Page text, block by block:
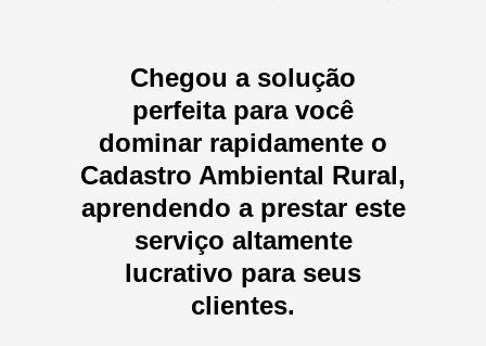
Chegou a solução
perfeita para você
dominar rapidamente o
Cadastro Ambiental Rural,
aprendendo a prestar este
serviço altamente
lucrativo para seus
clientes.